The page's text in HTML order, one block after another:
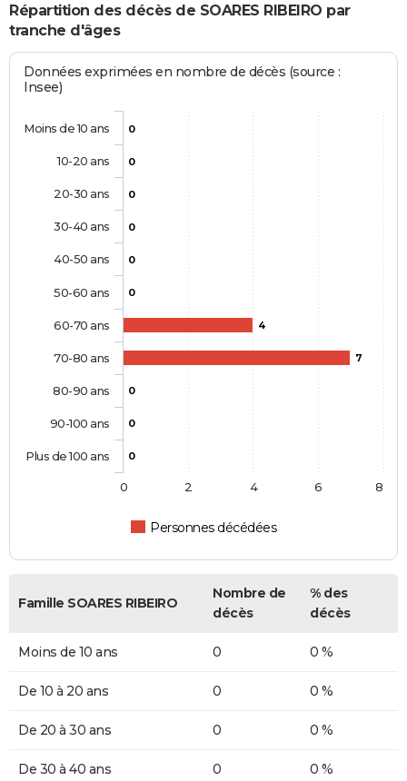
Répartition des décès de SOARES RIBEIRO par
tranche d'âges
Données exprimées en nombre de décès (source :
Insee)
0
0
0
0
0
0
4
7
0
0
0
Personnes décédées
Moins de 10 ans
10-20 ans
20-30 ans
30-40 ans
40-50 ans
50-60 ans
60-70 ans
70-80 ans
80-90 ans
90-100 ans
Plus de 100 ans
0 2 4 6 8
Famille SOARES RIBEIRO
Nombre de
décès
% des
décès
Moins de 10 ans 0 0 %
De 10 à 20 ans 0 0 %
De 20 à 30 ans 0 0 %
De 30 à 40 ans 0 0 %